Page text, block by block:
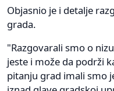
Objasnio je i detalje
grada.
"Razgovarali smo o
jeste i može da podrži
pitanju grad imali smo